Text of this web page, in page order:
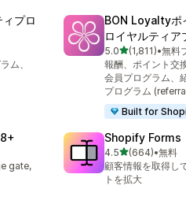
プロ
ム、
BON Loyaltyポ
ロイヤルティア
5.05つ星中
(1,811)
合計レビュー数：
•無料
報酬、ポイント交
会員プログラム、
プログラム
Built for
gate,
Shopify Forms
4.55つ星中
(664)
合計レビュー数：
•無料
顧客情報を取得し
トを拡大